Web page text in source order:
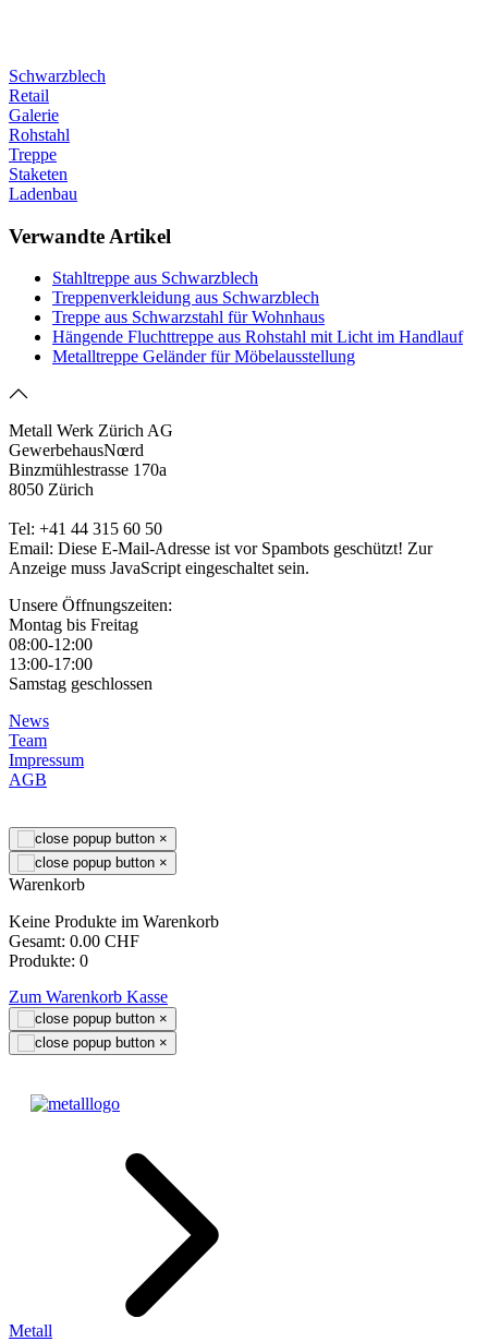
Schwarzblech
Retail
Galerie
Rohstahl
Treppe
Staketen
Ladenbau
Verwandte Artikel
Stahltreppe aus Schwarzblech
Treppenverkleidung aus Schwarzblech
Treppe aus Schwarzstahl für Wohnhaus
Hängende Fluchttreppe aus Rohstahl mit Licht im Handlauf
Metalltreppe Geländer für Möbelausstellung
Metall Werk Zürich AG
GewerbehausNœrd
Binzmühlestrasse 170a
8050 Zürich
Tel: +41 44 315 60 50
Email: Diese E-Mail-Adresse ist vor Spambots geschützt! Zur
Anzeige muss JavaScript eingeschaltet sein.
Unsere Öffnungszeiten:
Montag bis Freitag
08:00-12:00
13:00-17:00
Samstag geschlossen
News
Team
Impressum
AGB
×
×
Warenkorb
Keine Produkte im Warenkorb
Gesamt: 0.00 CHF
Produkte: 0
Zum Warenkorb Kasse
×
×
Metall